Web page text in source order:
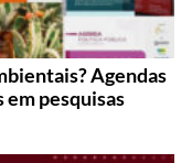
Agendas
em pesquisas